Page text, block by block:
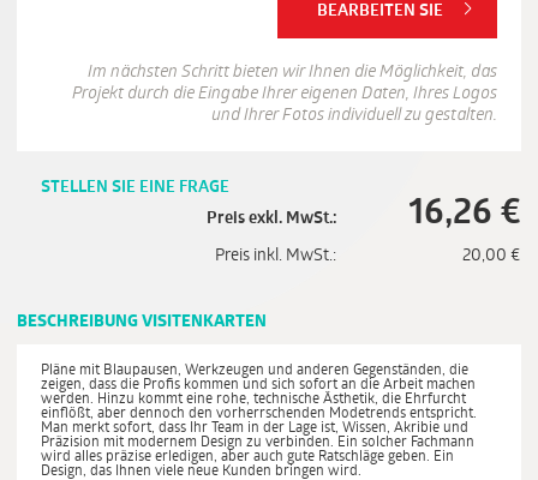
BEARBEITEN SIE
Im nächsten Schritt bieten wir Ihnen die Möglichkeit, das
Projekt durch die Eingabe Ihrer eigenen Daten, Ihres Logos
und Ihrer Fotos individuell zu gestalten.
STELLEN SIE EINE FRAGE
Preis exkl. MwSt.:
16,26 €
Preis inkl. MwSt.: 20,00 €
BESCHREIBUNG VISITENKARTEN
Pläne mit Blaupausen, Werkzeugen und anderen Gegenständen, die
zeigen, dass die Profis kommen und sich sofort an die Arbeit machen
werden. Hinzu kommt eine rohe, technische Ästhetik, die Ehrfurcht
einflößt, aber dennoch den vorherrschenden Modetrends entspricht.
Man merkt sofort, dass Ihr Team in der Lage ist, Wissen, Akribie und
Präzision mit modernem Design zu verbinden. Ein solcher Fachmann
wird alles präzise erledigen, aber auch gute Ratschläge geben. Ein
Design, das Ihnen viele neue Kunden bringen wird.